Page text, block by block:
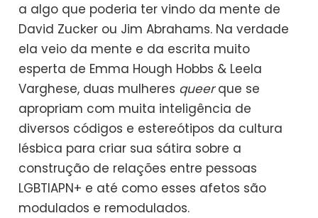
a algo que poderia ter vindo da mente de
David Zucker ou Jim Abrahams. Na verdade
ela veio da mente e da escrita muito
esperta de Emma Hough Hobbs & Leela
Varghese, duas mulheres queerque se
apropriam com muita inteligência de
diversos códigos e estereótipos da cultura
lésbica para criar sua sátira sobre a
construção de relações entre pessoas
LGBTIAPN+ e até como esses afetos são
modulados e remodulados.